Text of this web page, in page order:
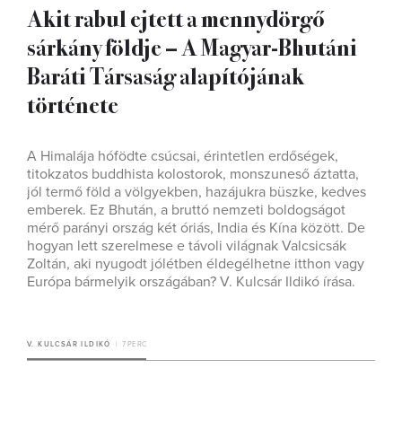
Akit rabul ejtett a mennydörgő
sárkány földje – A Magyar-Bhutáni
Baráti Társaság alapítójának
története
A Himalája hófödte csúcsai, érintetlen erdőségek,
titokzatos buddhista kolostorok, monszuneső áztatta,
jól termő föld a völgyekben, hazájukra büszke, kedves
emberek. Ez Bhután, a bruttó nemzeti boldogságot
mérő parányi ország két óriás, India és Kína között. De
hogyan lett szerelmese e távoli világnak Valcsicsák
Zoltán, aki nyugodt jólétben éldegélhetne itthon vagy
Európa bármelyik országában? V. Kulcsár Ildikó írása.
V. KULCSÁR ILDIKÓ 7 PERC